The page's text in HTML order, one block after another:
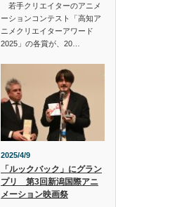
若手クリエイターのアニメ
ーションコンテスト「高知ア
ニメクリエイターアワード
2025」の各賞が、20…
2025/4/9
「ルックバック」にグラン
プリ 第3回新潟国際アニ
メーション映画祭